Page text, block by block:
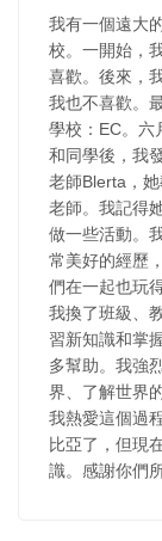
我有一個遠大
校。一開始，
喜歡。後來，
我也不喜歡。
學校：EC。六
和同學後，我
老師Blerta，
老師。我記得
做一些活動。
常美好的經歷
們在一起也玩
我換了班級、
習新知識和掌
多幫助。我強
界、了解世界
我熱愛這個過
比亞了，但現
識。感謝你們